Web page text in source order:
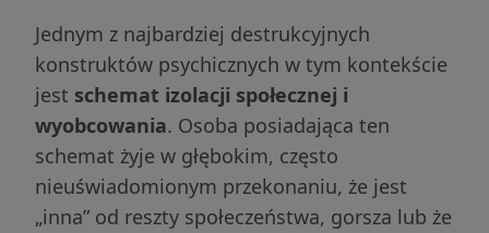
Jednym z najbardziej destrukcyjnych
konstruktów psychicznych w tym kontekście
jest schemat izolacji społecznej i
wyobcowania. Osoba posiadająca ten
schemat żyje w głębokim, często
nieuświadomionym przekonaniu, że jest
„inna” od reszty społeczeństwa, gorsza lub że